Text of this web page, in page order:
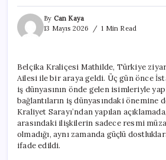
By Can Kaya
13 Mayıs 2026
1 Min Read
Belçika Kraliçesi Mathilde, Türkiye
Ailesi ile bir araya geldi. Üç gün önce
iş dünyasının önde gelen isimleriyle
bağlantıların iş dünyasındaki önemine
Kraliyet Sarayı’ndan yapılan
arasındaki ilişkilerin sadece resmi
olmadığı, aynı zamanda güçlü
ifade edildi.